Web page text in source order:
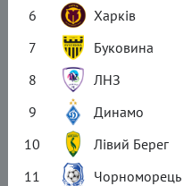
6
Харків
7
Буковина
8
ЛНЗ
9
Динамо
10
Лівий Берег
11
Чорноморець